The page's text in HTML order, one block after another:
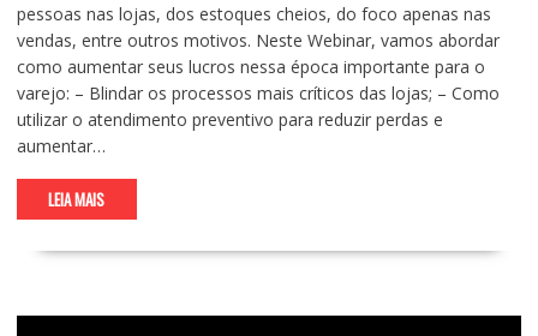
pessoas nas lojas, dos estoques cheios, do foco apenas nas
vendas, entre outros motivos. Neste Webinar, vamos abordar
como aumentar seus lucros nessa época importante para o
varejo: – Blindar os processos mais críticos das lojas; – Como
utilizar o atendimento preventivo para reduzir perdas e
aumentar…
LEIA MAIS